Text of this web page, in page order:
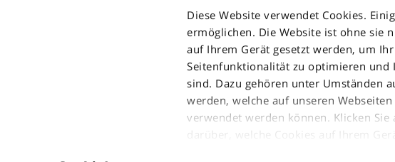
Diese Website verwendet Cookies.
ermöglichen. Die Website ist ohne sie
auf Ihrem Gerät gesetzt werden, um
Seitenfunktionalität zu optimieren und
sind. Dazu gehören unter Umständen
werden, welche auf unseren
verwendet werden können. Klicken
darüber, welche Cookies auf Ihrem
2011 - 2026 FPT Industrial S.P.A. a brand of IVECO GROUP Via Puglia, 15 10156
Turin - Italy . P.IVA. IT09397710014